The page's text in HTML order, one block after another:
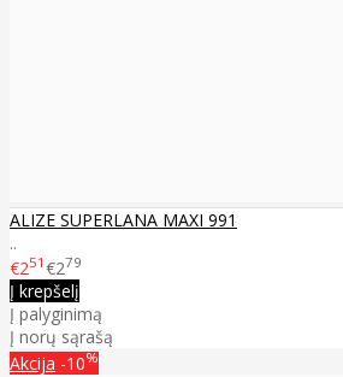
ALIZE SUPERLANA MAXI 991
..
€251 €279
Į krepšelį
Į palyginimą
Į norų sąrašą
Akcija -10%